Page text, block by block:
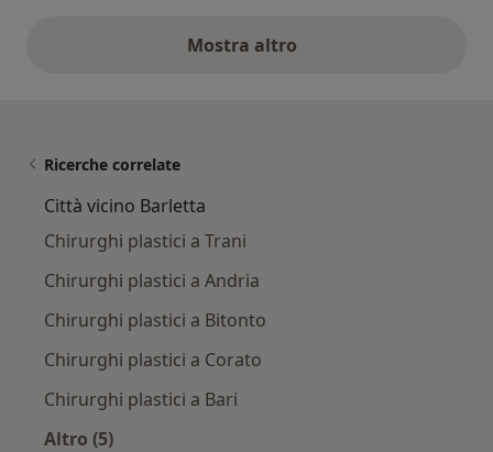
Mostra altroopinioni di cui sopra
Ricerche correlate
Città vicino Barletta
Chirurghi plastici a Trani
Chirurghi plastici a Andria
Chirurghi plastici a Bitonto
Chirurghi plastici a Corato
Chirurghi plastici a Bari
Altro (5)